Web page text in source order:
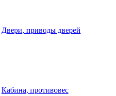
Двери, приводы дверей
Кабина, противовес